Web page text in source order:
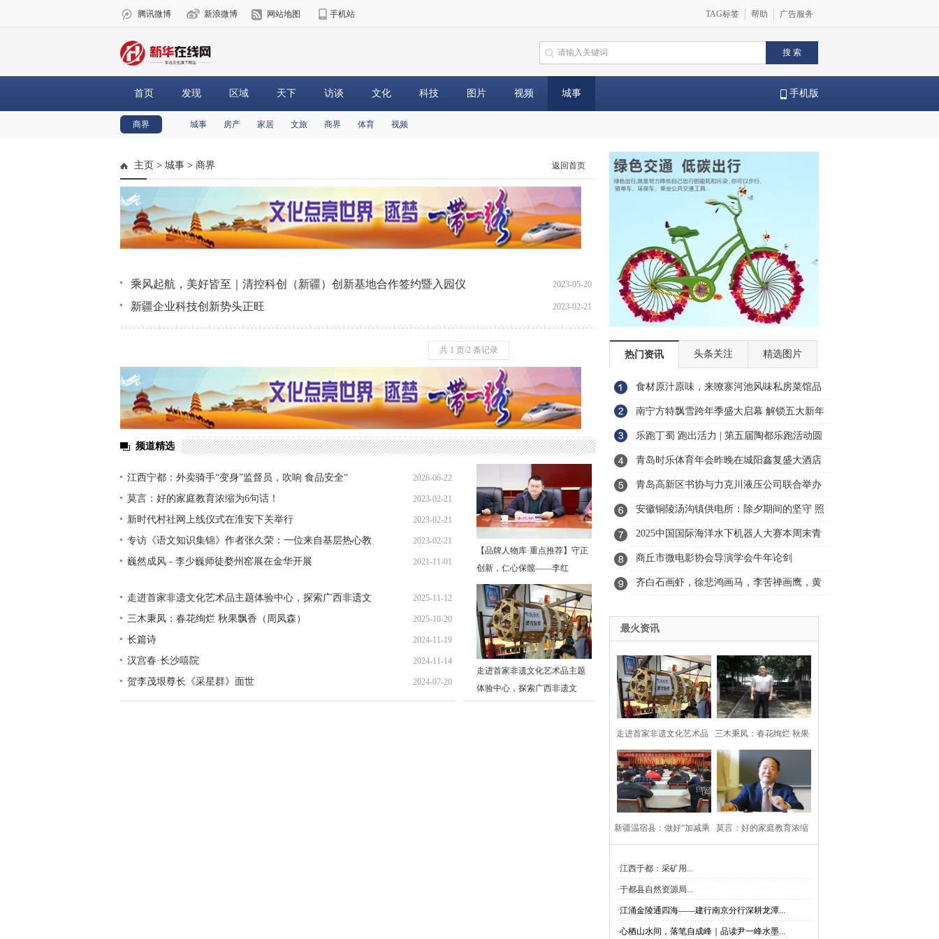
腾讯微博 新浪微博 网站地图 手机站 TAG标签 帮助 广告服务
首页 发现 区域 天下 访谈 文化 科技 图片 视频 城事 手机版
商界 城事 房产 家居 文旅 商界 体育 视频
主页 > 城事 > 商界 返回首页
乘风起航，美好皆至｜清控科创（新疆）创新基地合作签约暨入园仪 2023-05-20
新疆企业科技创新势头正旺 2023-02-21
共 1 页/2 条记录
频道精选
江西宁都：外卖骑手“变身”监督员，吹响 食品安全“ 2026-06-22
06:18:07
莫言：好的家庭教育浓缩为6句话！ 2023-02-21
20:50:43
新时代村社网上线仪式在淮安下关举行 2023-02-21
20:50:01
专访《语文知识集锦》作者张久荣：一位来自基层热心教 2023-02-21
16:15:28
巍然成风 - 李少巍师徒婺州窑展在金华开展 2021-11-01
走进首家非遗文化艺术品主题体验中心，探索广西非遗文 2025-11-12
18:43:34
三木秉凤：春花绚烂 秋果飘香（周凤森） 2025-10-20
17:49:04
长篇诗 2024-11-19
10:45:42
汉宫春·长沙嘻院 2024-11-14
21:47:15
贺李茂垠尊长《采星群》面世 2024-07-20
20:41:38
【品牌人物库·重点推荐】守正
创新，仁心保髋——李红
走进首家非遗文化艺术品主题
体验中心，探索广西非遗文
热门资讯 头条关注 精选图片
食材原汁原味，来嘹寨河池风味私房菜馆品
尝广
南宁方特飘雪跨年季盛大启幕 解锁五大新年
玩
乐跑丁蜀 跑出活力 | 第五届陶都乐跑活动圆
满
青岛时乐体育年会昨晚在城阳鑫复盛大酒店
圆满
青岛高新区书协与力克川液压公司联合举办
主题
安徽铜陵汤沟镇供电所：除夕期间的坚守 照
亮
2025中国国际海洋水下机器人大赛本周末青
岛
商丘市微电影协会导演学会牛年论剑
齐白石画虾，徐悲鸿画马，李苦禅画鹰，黄
最火资讯
走进首家非遗文化艺术品
主题体验中心
三木秉凤：春花绚烂 秋果
飘香（周凤森
新疆温宿县：做好“加减乘 莫言：好的家庭教育浓缩
·江西于都：采矿用...
·于都县自然资源局...
·江涌金陵通四海——建行南京分行深耕龙潭...
·心栖山水间，落笔自成峰｜品读尹一峰水墨...